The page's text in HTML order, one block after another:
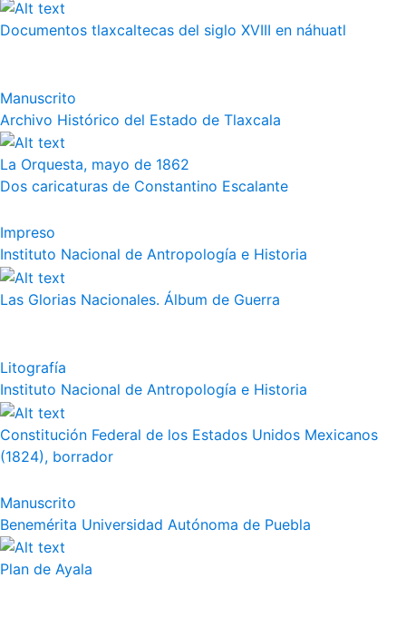
Documentos tlaxcaltecas del siglo XVIII en náhuatl
Manuscrito
Archivo Histórico del Estado de Tlaxcala
La Orquesta, mayo de 1862
Dos caricaturas de Constantino Escalante
Impreso
Instituto Nacional de Antropología e Historia
Las Glorias Nacionales. Álbum de Guerra
Litografía
Instituto Nacional de Antropología e Historia
Constitución Federal de los Estados Unidos Mexicanos
(1824), borrador
Manuscrito
Benemérita Universidad Autónoma de Puebla
Plan de Ayala